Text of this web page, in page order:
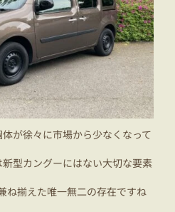
が徐々に市場から少なくなって
型カングーにはない大切な要素
ね揃えた唯一無二の存在ですね